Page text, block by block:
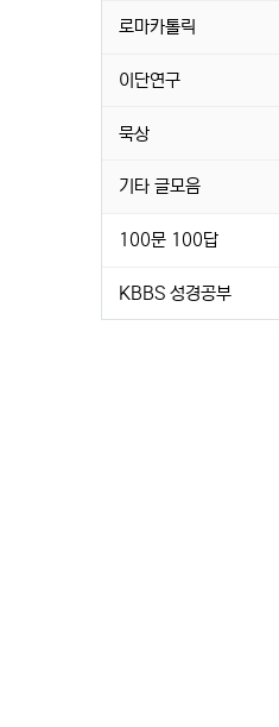
로마카톨릭
이단연구
묵상
기타 글모음
100문 100답
KBBS 성경공부